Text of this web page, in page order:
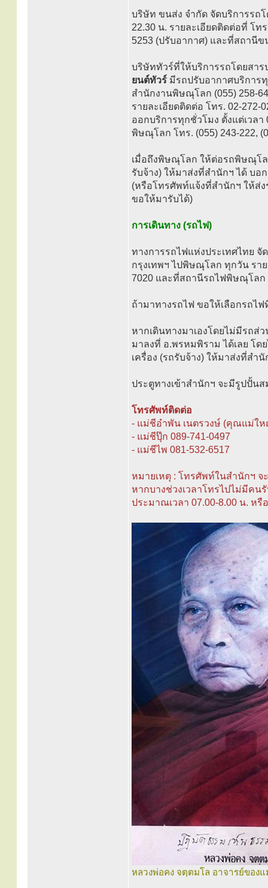
บริษัท ขนส่ง จำกัด จัดบริการรถ
22.30 น. รายละเอียดติดต่อที่ โท
5253 (ปรับอากาศ) และที่สถานี
บริษัททัวร์ที่ให้บริการรถโดยสา
ยนต์ทัวร์ มีรถปรับอากาศบริการทุ
สำนักงานพิษณุโลก (055) 258-
รายละเอียดติดต่อ โทร. 02-
ออกบริการทุกชั่วโมง ตั้งแต่เวลา
พิษณุโลก โทร. (055) 243-222,
เมื่อถึงพิษณุโลก ให้ต่อรถพิษณุโล
รับจ้าง) ให้มาส่งที่สำนักฯ ได้ บ
(หรือโทรศัพท์แจ้งที่สำนักฯ ให้ส่
ขอให้มารับได้)
การเดินทาง (รถไฟ)
ทางการรถไฟแห่งประเทศไทย จั
กรุงเทพฯ ไปพิษณุโลก ทุกวัน รา
7020 และที่สถานีรถไฟพิษณุโลก
ถ้ามาทางรถไฟ ขอให้เลือกรถไ
หากเดินทางมาเองโดยไม่มีรถส่
มาลงที่ อ.พรหมพิราม ได้เลย โ
เครื่อง (รถรับจ้าง) ให้มาส่งที่สำ
ประตูทางเข้าสำนักฯ จะมีรูปปั้น
โทรศัพท์ติดต่อ
- แม่ชีอำพัน เนตรวงษ์ (คุณแม่ให
- แม่ชีปุ๊ก 089-741-0497
- แม่ชีไพ 081-532-6517
หมายเหตุ : โทรศัพท์ในสำนักฯ จ
หากบางช่วงเวลาโทรไปไม่มีคน
ประมาณเวลา 07.00-8.00 น. ห
หลวงพ่อคง จตฺตมโล อาจารย์ของ